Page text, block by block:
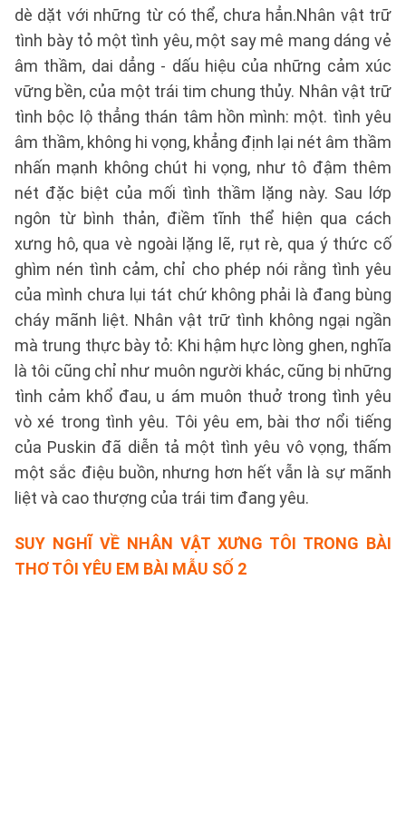
dè dặt với những từ có thể, chưa hẳn.Nhân vật trữ
tình bày tỏ một tình yêu, một say mê mang dáng vẻ
âm thầm, dai dẳng - dấu hiệu của những cảm xúc
vững bền, của một trái tim chung thủy. Nhân vật trữ
tình bộc lộ thẳng thán tâm hồn mình: một. tình yêu
âm thầm, không hi vọng, khẳng định lại nét âm thầm
nhấn mạnh không chút hi vọng, như tô đậm thêm
nét đặc biệt của mối tình thầm lặng này. Sau lớp
ngôn từ bình thản, điềm tĩnh thể hiện qua cách
xưng hô, qua vè ngoài lặng lẽ, rụt rè, qua ý thức cố
ghìm nén tình cảm, chỉ cho phép nói rằng tình yêu
của mình chưa lụi tát chứ không phải là đang bùng
cháy mãnh liệt. Nhân vật trữ tình không ngại ngần
mà trung thực bày tỏ: Khi hậm hực lòng ghen, nghĩa
là tôi cũng chỉ như muôn người khác, cũng bị những
tình cảm khổ đau, u ám muôn thuở trong tình yêu
vò xé trong tình yêu. Tôi yêu em, bài thơ nổi tiếng
của Puskin đã diễn tả một tình yêu vô vọng, thấm
một sắc điệu buồn, nhưng hơn hết vẫn là sự mãnh
liệt và cao thượng của trái tim đang yêu.
SUY NGHĨ VỀ NHÂN VẬT XƯNG TÔI TRONG BÀI
THƠ TÔI YÊU EM BÀI MẪU SỐ 2